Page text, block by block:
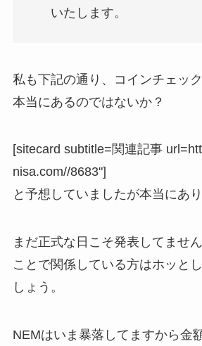
いたします。
私も下記の通り、コインチェッ
本当にあるのではないか？
[sitecard subtitle=関連記事
nisa.com//8683"]
と予想していましたが本当にあり
まだ正式な日こそ発表してませ
ことで関係している方はホッと
しょう。
NEMはいま暴落してますから金